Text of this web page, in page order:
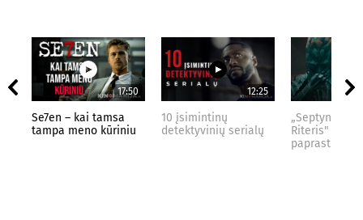
17:50
Se7en – kai tamsa
tampa meno kūriniu
12:25
10 įsimintinų
detektyvinių serialų
„Septynių
Riteris" – kai
paprastumas